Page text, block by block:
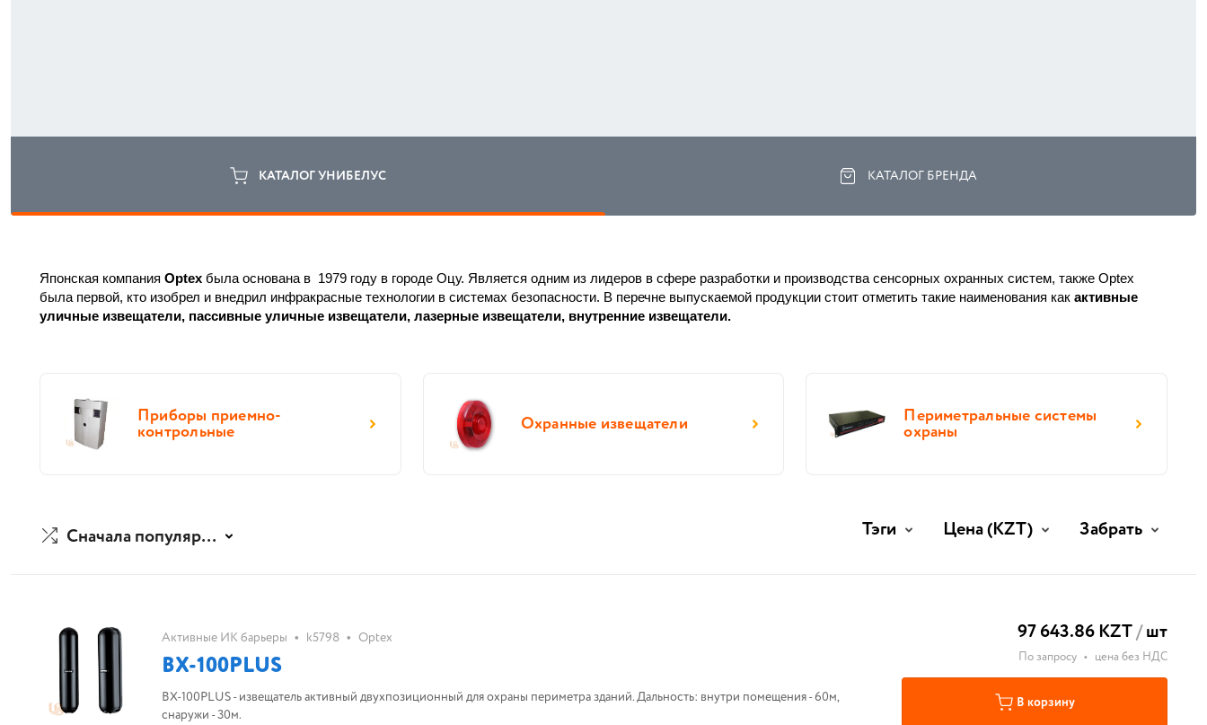
КАТАЛОГ УНИБЕЛУС КАТАЛОГ БРЕНДА
Японская компания Optex была основана в  1979 году в городе Оцу. Является одним из лидеров в сфере разработки и производства сенсорных охранных систем, также Optex
была первой, кто изобрел и внедрил инфракрасные технологии в системах безопасности. В перечне выпускаемой продукции стоит отметить такие наименования как активные
уличные извещатели, пассивные уличные извещатели, лазерные извещатели, внутренние извещатели.
Приборы приемно-
контрольные Охранные извещатели Периметральные системы
охраны
Сначала популярные Тэги Цена(KZT) Забрать
Активные ИК барьеры • k5798 • Optex
BX-100PLUS
BX-100PLUS - извещатель активный двухпозиционный для охраны периметра зданий. Дальность: внутри помещения - 60м,
снаружи - 30м.
97 643.86 KZT/шт
По запросу • цена без НДС
В корзину